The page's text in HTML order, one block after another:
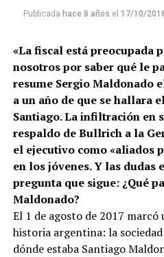
Publicada hace 8 años el 17/10/
«La fiscal está preocupada
nosotros por saber qué le
resume Sergio Maldonado
a un año de que se hallara
Santiago. Lainfiltración en
respaldo de Bullrich a la
el ejecutivo como «aliados
en los jóvenes. Y las dudas
pregunta que sigue: ¿Qué
Maldonado?
El 1 de agosto de 2017 marcó
historia argentina: la
dónde estaba Santiago